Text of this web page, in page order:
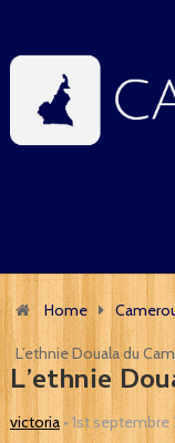
Home
L’ethnie Douala du
L’ethnie
victoria•1st septembre